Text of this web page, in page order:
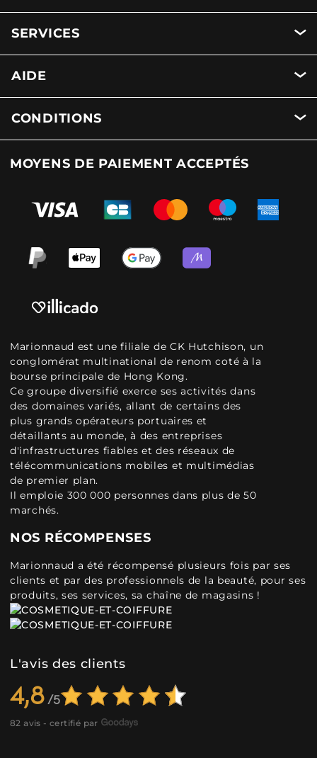
SERVICES
AIDE
CONDITIONS
MOYENS DE PAIEMENT ACCEPTÉS
Marionnaud est une filiale de CK Hutchison, un
conglomérat multinational de renom coté à la
bourse principale de Hong Kong.
Ce groupe diversifié exerce ses activités dans
des domaines variés, allant de certains des
plus grands opérateurs portuaires et
détaillants au monde, à des entreprises
d'infrastructures fiables et des réseaux de
télécommunications mobiles et multimédias
de premier plan.
Il emploie 300 000 personnes dans plus de 50
marchés.
NOS RÉCOMPENSES
Marionnaud a été récompensé plusieurs fois par ses
clients et par des professionnels de la beauté, pour ses
produits, ses services, sa chaîne de magasins !
L'avis des clients
4,8
82 avis - certifié par